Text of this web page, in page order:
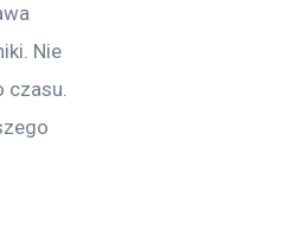
Nie
czasu.